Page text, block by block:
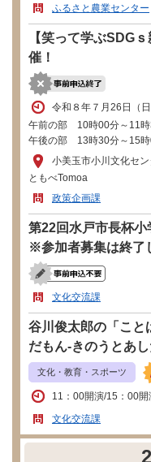
ふるさと農業センター
【笑って学ぶSDG
催！
令和８年７月26日（日
午前の部 10時00分～11
午後の部 13時30分～15
小美玉市小川文化セ
ともべTomoa
政策企画課
第22回水戸市長杯
※参加者募集は終了
文化交流課
谷川俊太郎の「こと
だもん-きのうとあ
文化・教育・スポーツ
11：00開演/15：00開
文化交流課